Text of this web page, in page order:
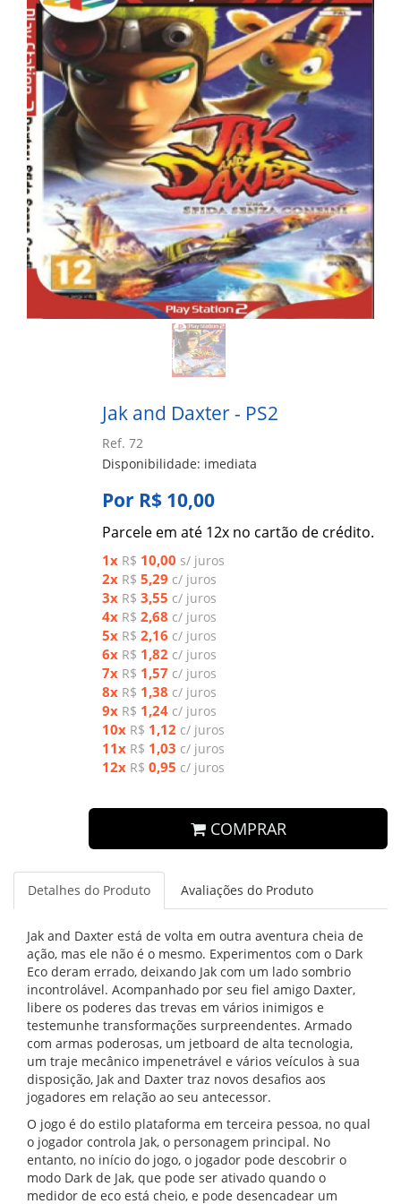
Jak and Daxter - PS2
Ref. 72
Disponibilidade: imediata
Por R$ 10,00
Parcele em até 12x no cartão de crédito.
1x R$ 10,00 s/ juros
2x R$ 5,29 c/ juros
3x R$ 3,55 c/ juros
4x R$ 2,68 c/ juros
5x R$ 2,16 c/ juros
6x R$ 1,82 c/ juros
7x R$ 1,57 c/ juros
8x R$ 1,38 c/ juros
9x R$ 1,24 c/ juros
10x R$ 1,12 c/ juros
11x R$ 1,03 c/ juros
12x R$ 0,95 c/ juros
COMPRAR
Detalhes do Produto Avaliações do Produto
Jak and Daxter está de volta em outra aventura cheia de
ação, mas ele não é o mesmo. Experimentos com o Dark
Eco deram errado, deixando Jak com um lado sombrio
incontrolável. Acompanhado por seu fiel amigo Daxter,
libere os poderes das trevas em vários inimigos e
testemunhe transformações surpreendentes. Armado
com armas poderosas, um jetboard de alta tecnologia,
um traje mecânico impenetrável e vários veículos à sua
disposição, Jak and Daxter traz novos desafios aos
jogadores em relação ao seu antecessor.
O jogo é do estilo plataforma em terceira pessoa, no qual
o jogador controla Jak, o personagem principal. No
entanto, no início do jogo, o jogador pode descobrir o
modo Dark de Jak, que pode ser ativado quando o
medidor de eco está cheio, e pode desencadear um